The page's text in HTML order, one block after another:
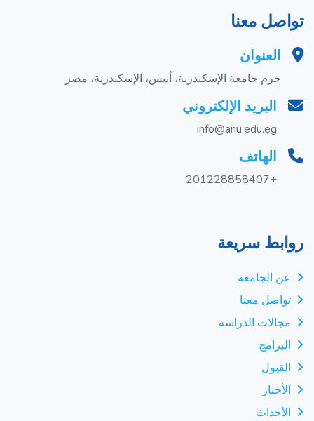
تواصل معنا
العنوان
حرم جامعة الإسكندرية، أبيس، الإسكندرية، مصر
البريد الإلكتروني
info@anu.edu.eg
الهاتف
+201228858407
روابط سريعة
عن الجامعة
تواصل معنا
مجالات الدراسة
البرامج
القبول
الأخبار
الأحداث